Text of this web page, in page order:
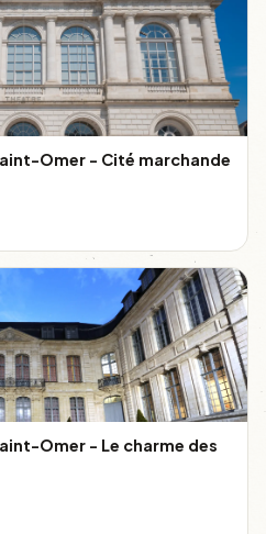
Omer - Cité marchande
Omer - Le charme des